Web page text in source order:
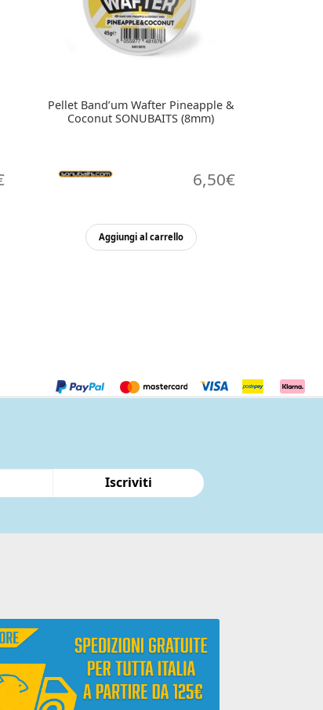
Pellet Band’um Wafter Pineapple &
Coconut SONUBAITS (8mm)
6,50€
Aggiungi al carrello